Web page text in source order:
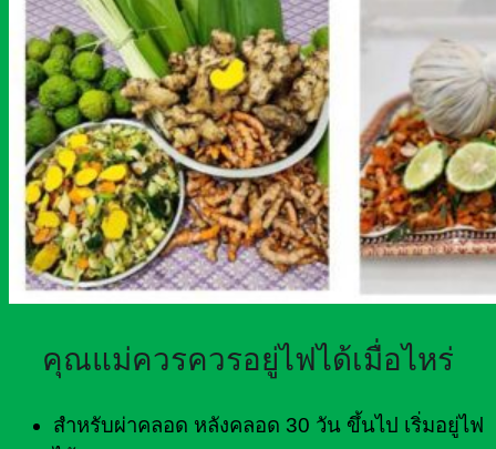
คุณแม่ควรควรอยู่ไฟได้เมื่อไหร่
สำหรับผ่าคลอด หลังคลอด 30 วัน ขึ้นไป เริ่มอยู่ไฟ